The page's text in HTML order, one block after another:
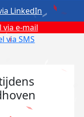
via e-mail
via SMS
LinkedIn